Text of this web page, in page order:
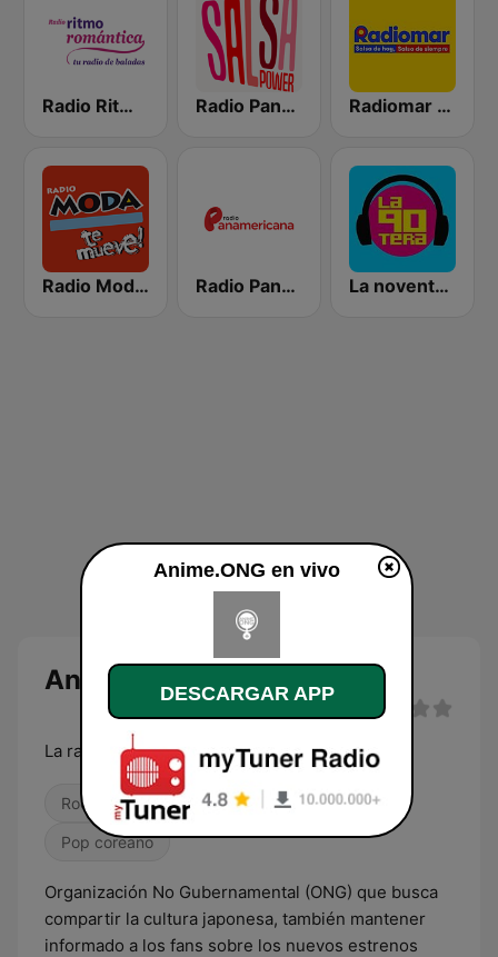
Radio Ritmo Romántica Radio Panamericana - Salsa Power Radiomar 106.3 FM
Radio Moda FM 97.3 Radio Panamericana La noventera
Anime.ONG
La radio de la familia otaku!
Rock clásico Alternativa / Indie
Pop coreano
Organización No Gubernamental (ONG) que busca
compartir la cultura japonesa, también mantener
informado a los fans sobre los nuevos estrenos
Anime.ONG en vivo
DESCARGAR APP